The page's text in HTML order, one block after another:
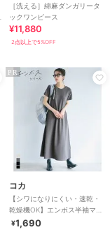
［洗える］綿麻ダンガリータ
ックワンピース
¥11,880
2点以上で5%OFF
PR
コカ
【シワになりにくい・速乾・
乾燥機OK】エンボス半袖マキ
シワンピース 全4色
¥1,690